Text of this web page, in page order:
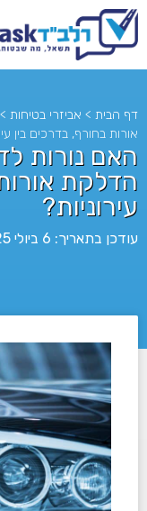
דף הבית > אביזרי בטיחות >
אורות בחורף, בדרכים בין
האם נורות
הדלקת
עירוניות?
עודכן בתאריך: 6 ביולי 2025